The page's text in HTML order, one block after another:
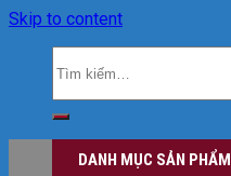
Skip to content
Đăng nhập
DANH MỤC SẢN PHẨM